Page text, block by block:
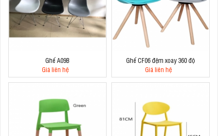
Ghế A09B
Giá liên hệ
Ghế CF06 đệm xoay 360 độ
Giá liên hệ